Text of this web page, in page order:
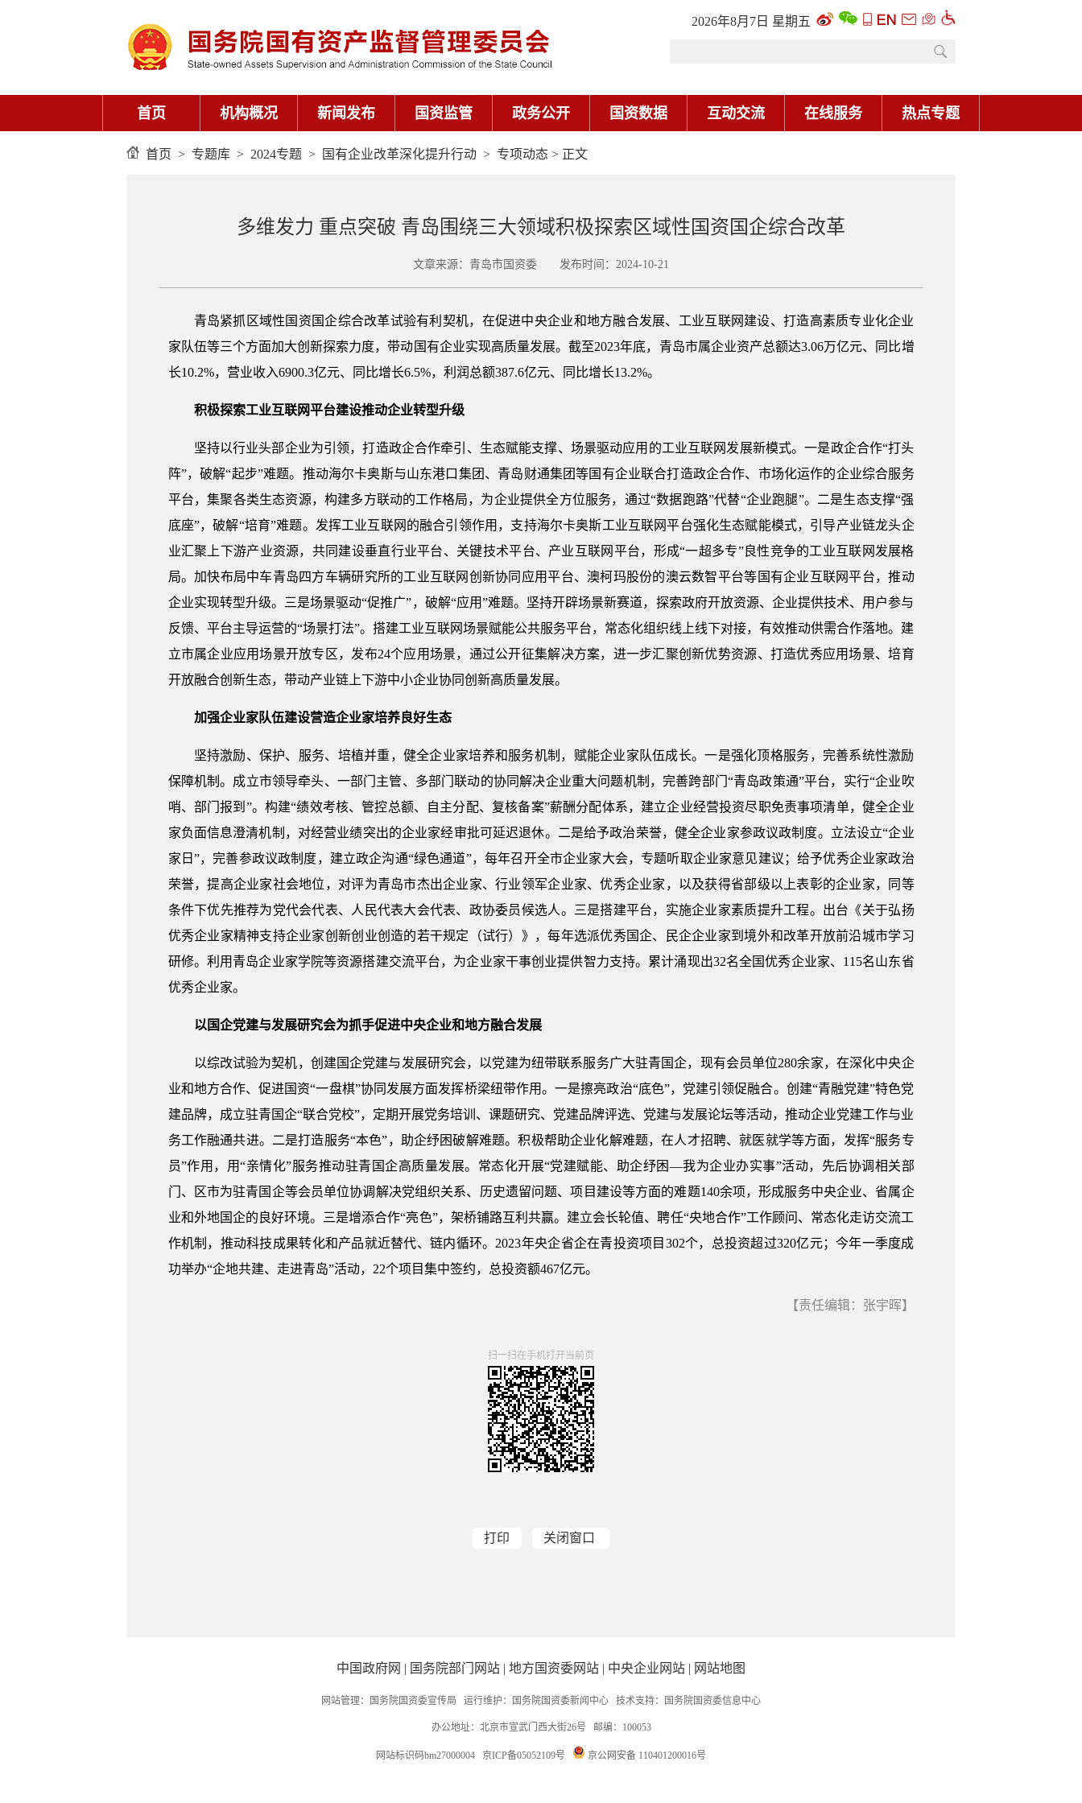
2026年8月7日 星期五
首页 机构概况 新闻发布 国资监管 政务公开 国资数据 互动交流 在线服务 热点专题
首页 > 专题库 > 2024专题 > 国有企业改革深化提升行动 > 专项动态 > 正文
多维发力 重点突破 青岛围绕三大领域积极探索区域性国资国企综合改革
文章来源：青岛市国资委 发布时间：2024-10-21
青岛紧抓区域性国资国企综合改革试验有利契机，在促进中央企业和地方融合发展、工业互联网建设、打造高素质专业化企业
家队伍等三个方面加大创新探索力度，带动国有企业实现高质量发展。截至2023年底，青岛市属企业资产总额达3.06万亿元、同比增
长10.2%，营业收入6900.3亿元、同比增长6.5%，利润总额387.6亿元、同比增长13.2%。
积极探索工业互联网平台建设推动企业转型升级
坚持以行业头部企业为引领，打造政企合作牵引、生态赋能支撑、场景驱动应用的工业互联网发展新模式。一是政企合作“打头
阵”，破解“起步”难题。推动海尔卡奥斯与山东港口集团、青岛财通集团等国有企业联合打造政企合作、市场化运作的企业综合服务
平台，集聚各类生态资源，构建多方联动的工作格局，为企业提供全方位服务，通过“数据跑路”代替“企业跑腿”。二是生态支撑“强
底座”，破解“培育”难题。发挥工业互联网的融合引领作用，支持海尔卡奥斯工业互联网平台强化生态赋能模式，引导产业链龙头企
业汇聚上下游产业资源，共同建设垂直行业平台、关键技术平台、产业互联网平台，形成“一超多专”良性竞争的工业互联网发展格
局。加快布局中车青岛四方车辆研究所的工业互联网创新协同应用平台、澳柯玛股份的澳云数智平台等国有企业互联网平台，推动
企业实现转型升级。三是场景驱动“促推广”，破解“应用”难题。坚持开辟场景新赛道，探索政府开放资源、企业提供技术、用户参与
反馈、平台主导运营的“场景打法”。搭建工业互联网场景赋能公共服务平台，常态化组织线上线下对接，有效推动供需合作落地。建
立市属企业应用场景开放专区，发布24个应用场景，通过公开征集解决方案，进一步汇聚创新优势资源、打造优秀应用场景、培育
开放融合创新生态，带动产业链上下游中小企业协同创新高质量发展。
加强企业家队伍建设营造企业家培养良好生态
坚持激励、保护、服务、培植并重，健全企业家培养和服务机制，赋能企业家队伍成长。一是强化顶格服务，完善系统性激励
保障机制。成立市领导牵头、一部门主管、多部门联动的协同解决企业重大问题机制，完善跨部门“青岛政策通”平台，实行“企业吹
哨、部门报到”。构建“绩效考核、管控总额、自主分配、复核备案”薪酬分配体系，建立企业经营投资尽职免责事项清单，健全企业
家负面信息澄清机制，对经营业绩突出的企业家经审批可延迟退休。二是给予政治荣誉，健全企业家参政议政制度。立法设立“企业
家日”，完善参政议政制度，建立政企沟通“绿色通道”，每年召开全市企业家大会，专题听取企业家意见建议；给予优秀企业家政治
荣誉，提高企业家社会地位，对评为青岛市杰出企业家、行业领军企业家、优秀企业家，以及获得省部级以上表彰的企业家，同等
条件下优先推荐为党代会代表、人民代表大会代表、政协委员候选人。三是搭建平台，实施企业家素质提升工程。出台《关于弘扬
优秀企业家精神支持企业家创新创业创造的若干规定（试行）》，每年选派优秀国企、民企企业家到境外和改革开放前沿城市学习
研修。利用青岛企业家学院等资源搭建交流平台，为企业家干事创业提供智力支持。累计涌现出32名全国优秀企业家、115名山东省
优秀企业家。
以国企党建与发展研究会为抓手促进中央企业和地方融合发展
以综改试验为契机，创建国企党建与发展研究会，以党建为纽带联系服务广大驻青国企，现有会员单位280余家，在深化中央企
业和地方合作、促进国资“一盘棋”协同发展方面发挥桥梁纽带作用。一是擦亮政治“底色”，党建引领促融合。创建“青融党建”特色党
建品牌，成立驻青国企“联合党校”，定期开展党务培训、课题研究、党建品牌评选、党建与发展论坛等活动，推动企业党建工作与业
务工作融通共进。二是打造服务“本色”，助企纾困破解难题。积极帮助企业化解难题，在人才招聘、就医就学等方面，发挥“服务专
员”作用，用“亲情化”服务推动驻青国企高质量发展。常态化开展“党建赋能、助企纾困—我为企业办实事”活动，先后协调相关部
门、区市为驻青国企等会员单位协调解决党组织关系、历史遗留问题、项目建设等方面的难题140余项，形成服务中央企业、省属企
业和外地国企的良好环境。三是增添合作“亮色”，架桥铺路互利共赢。建立会长轮值、聘任“央地合作”工作顾问、常态化走访交流工
作机制，推动科技成果转化和产品就近替代、链内循环。2023年央企省企在青投资项目302个，总投资超过320亿元；今年一季度成
功举办“企地共建、走进青岛”活动，22个项目集中签约，总投资额467亿元。
【责任编辑：张宇晖】
扫一扫在手机打开当前页
打印 关闭窗口